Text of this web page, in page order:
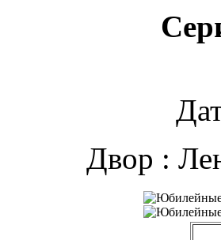
Двор :